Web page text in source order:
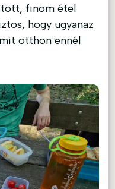
finom étel
hogy ugyanaz
otthon ennél